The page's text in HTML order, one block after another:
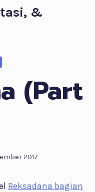
&
(Part
2017
Reksadana bagian